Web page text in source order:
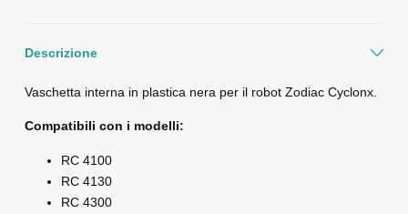
Descrizione
Vaschetta interna in plastica nera per il robot Zodiac Cyclonx.
Compatibili con i modelli:
RC 4100
RC 4130
RC 4300